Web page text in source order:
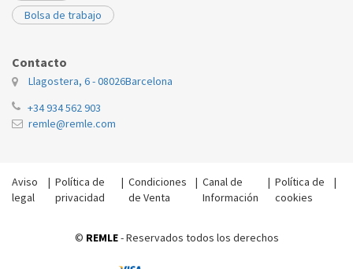
Bolsa de trabajo
Contacto
Llagostera, 6 - 08026Barcelona
+34 934 562 903
remle@remle.com
Aviso
legal
| Política de
privacidad
|Condiciones
de Venta
|Canal de
Información
| Política de
cookies
|
© REMLE- Reservados todos los derechos